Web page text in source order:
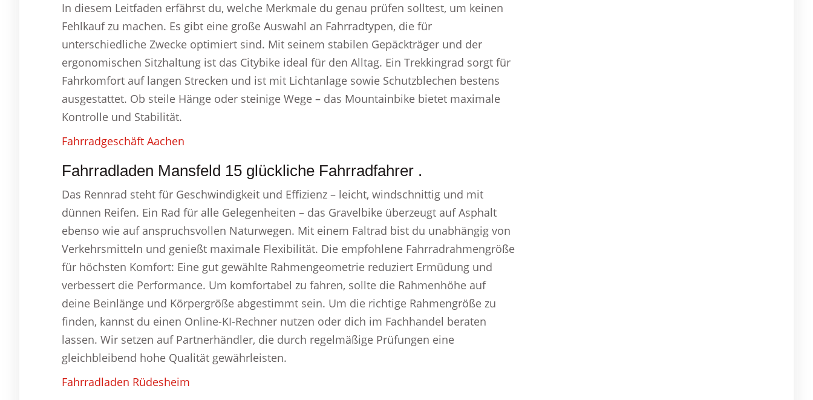
In diesem Leitfaden erfährst du, welche Merkmale du genau prüfen solltest, um keinen
Fehlkauf zu machen. Es gibt eine große Auswahl an Fahrradtypen, die für
unterschiedliche Zwecke optimiert sind. Mit seinem stabilen Gepäckträger und der
ergonomischen Sitzhaltung ist das Citybike ideal für den Alltag. Ein Trekkingrad sorgt für
Fahrkomfort auf langen Strecken und ist mit Lichtanlage sowie Schutzblechen bestens
ausgestattet. Ob steile Hänge oder steinige Wege – das Mountainbike bietet maximale
Kontrolle und Stabilität.
Fahrradgeschäft Aachen
Fahrradladen Mansfeld 15 glückliche Fahrradfahrer .
Das Rennrad steht für Geschwindigkeit und Effizienz – leicht, windschnittig und mit
dünnen Reifen. Ein Rad für alle Gelegenheiten – das Gravelbike überzeugt auf Asphalt
ebenso wie auf anspruchsvollen Naturwegen. Mit einem Faltrad bist du unabhängig von
Verkehrsmitteln und genießt maximale Flexibilität. Die empfohlene Fahrradrahmengröße
für höchsten Komfort: Eine gut gewählte Rahmengeometrie reduziert Ermüdung und
verbessert die Performance. Um komfortabel zu fahren, sollte die Rahmenhöhe auf
deine Beinlänge und Körpergröße abgestimmt sein. Um die richtige Rahmengröße zu
finden, kannst du einen Online-KI-Rechner nutzen oder dich im Fachhandel beraten
lassen. Wir setzen auf Partnerhändler, die durch regelmäßige Prüfungen eine
gleichbleibend hohe Qualität gewährleisten.
Fahrradladen Rüdesheim